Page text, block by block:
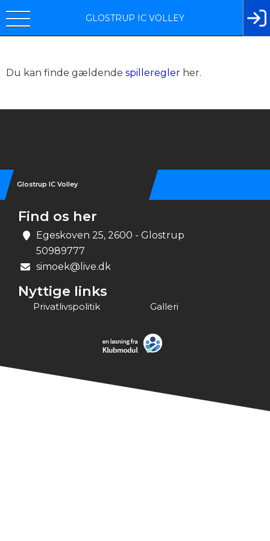
GLOSTRUP IC VOLLEY
Du kan finde gældende spilleregler her.
Glostrup IC Volley
Find os her
Egeskoven 25, 2600 - Glostrup
50989777
simoek@live.dk
Nyttige links
Privatlivspolitik Galleri